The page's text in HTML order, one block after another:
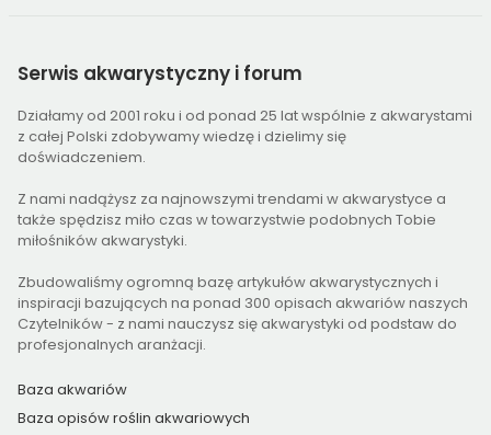
Serwis akwarystyczny i forum
Działamy od 2001 roku i od ponad 25 lat wspólnie z akwarystami
z całej Polski zdobywamy wiedzę i dzielimy się
doświadczeniem.
Z nami nadążysz za najnowszymi trendami w akwarystyce a
także spędzisz miło czas w towarzystwie podobnych Tobie
miłośników akwarystyki.
Zbudowaliśmy ogromną bazę artykułów akwarystycznych i
inspiracji bazujących na ponad 300 opisach akwariów naszych
Czytelników - z nami nauczysz się akwarystyki od podstaw do
profesjonalnych aranżacji.
Baza akwariów
Baza opisów roślin akwariowych